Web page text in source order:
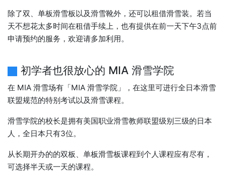
除了双、单板滑雪板以及滑雪靴外，还可以租借滑雪装。若当
天不想花太多时间在租借手续上，也有提供在前一天下午3点前
申请预约的服务，欢迎请多加利用。
初学者也很放心的 MIA 滑雪学院
在 MIA 滑雪场有「MIA 滑雪学院」，在这里可进行全日本滑雪
联盟规范的特别考试以及滑雪课程。
滑雪学院的校长是拥有美国职业滑雪教师联盟级别三级的日本
人，全日本只有3位。
从长期开办的的双板、单板滑雪板课程到个人课程应有尽有，
可选择半天或一天的课程。